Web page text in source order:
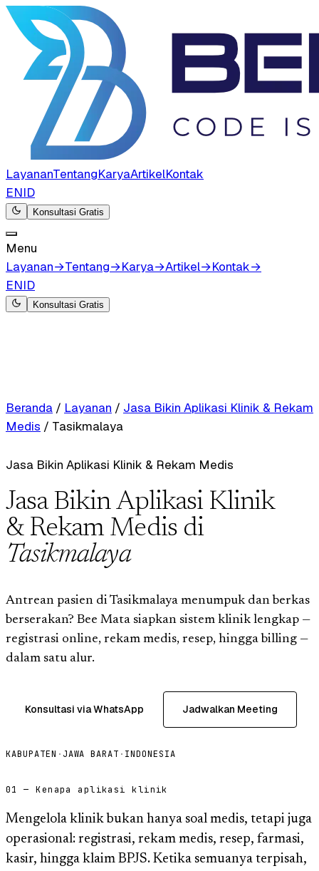
LayananTentangKaryaArtikelKontak
ENID
Konsultasi Gratis
Menu
Layanan→Tentang→Karya→Artikel→Kontak→
ENID
Konsultasi Gratis
Beranda / Layanan / Jasa Bikin Aplikasi Klinik & Rekam
Medis / Tasikmalaya
Jasa Bikin Aplikasi Klinik & Rekam Medis
Jasa Bikin Aplikasi Klinik
& Rekam Medis di
Tasikmalaya
Antrean pasien di Tasikmalaya menumpuk dan berkas
berserakan? Bee Mata siapkan sistem klinik lengkap —
registrasi online, rekam medis, resep, hingga billing —
dalam satu alur.
Konsultasi via WhatsApp Jadwalkan Meeting
KABUPATEN · JAWA BARAT · INDONESIA
01 — Kenapa aplikasi klinik
Mengelola klinik bukan hanya soal medis, tetapi juga
operasional: registrasi, rekam medis, resep, farmasi,
kasir, hingga klaim BPJS. Ketika semuanya terpisah,